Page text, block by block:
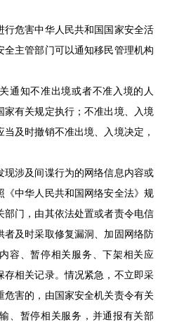
行危害中华人民共和国国家安全活
主管部门可以通知移民管理机构
通知不准出境或者不准入境的人
家有关规定执行；不准出境、入境
及时撤销不准出境、入境决定，
现涉及间谍行为的网络信息内容或
《中华人民共和国网络安全法》规
部门，由其依法处置或者责令电信
者及时采取修复漏洞、加固网络防
容、暂停相关服务、下架相关应
存相关记录。情况紧急，不立即采
危害的，由国家安全机关责令有关
、暂停相关服务，并通报有关部